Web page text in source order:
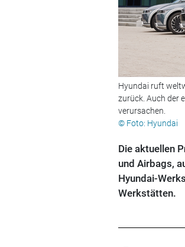
Hyundai ruft
zurück. Auch der
verursachen.
© Foto: Hyundai
Die aktuellen
und Airbags,
Hyundai-
Werkstätten.